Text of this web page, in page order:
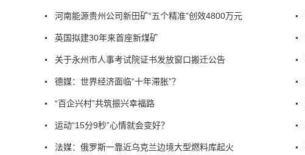
河南能源贵州公司新田矿“五个精准”创效4800万元
英国拟建30年来首座新煤矿
关于永州市人事考试院证书发放窗口搬迁公告
德媒：世界经济面临“十年滞胀”？
“百企兴村”共筑振兴幸福路
运动“15分9秒”心情就会变好？
法媒：俄罗斯一靠近乌克兰边境大型燃料库起火